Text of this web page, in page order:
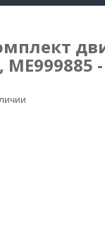
ME999885 -